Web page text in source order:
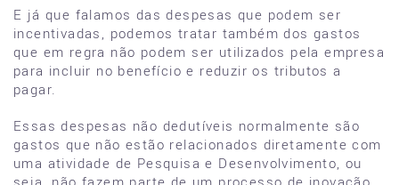
E já que falamos das despesas que podem ser
incentivadas, podemos tratar também dos gastos
que em regra não podem ser utilizados pela empresa
para incluir no benefício e reduzir os tributos a
pagar.
Essas despesas não dedutíveis normalmente são
gastos que não estão relacionados diretamente com
uma atividade de Pesquisa e Desenvolvimento, ou
seja, não fazem parte de um processo de inovação.